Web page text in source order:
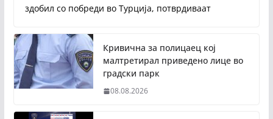
здобил со побреди во Турција, потврдиваат
Кривична за полицаец кој
малтретирал приведено лице во
градски парк
08.08.2026